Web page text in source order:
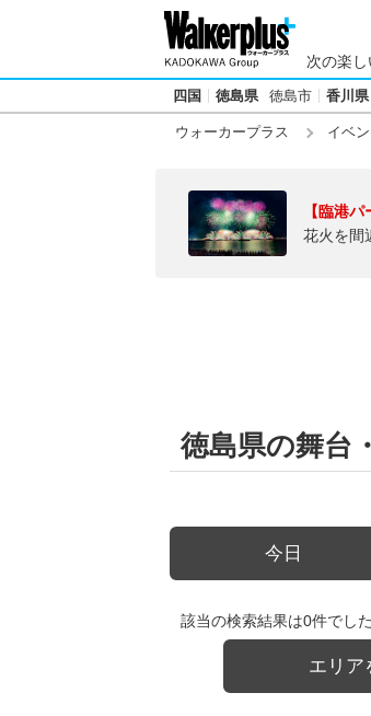
次の楽し
四国 徳島県 徳島市 香川県
ウォーカープラス イベン
【臨港
花火を間
徳島県の舞台
今日
該当の検索結果は0件でし
エリア